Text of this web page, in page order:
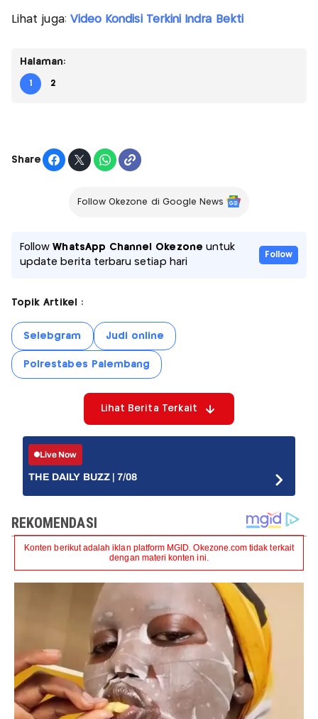
Lihat juga: Video Kondisi Terkini Indra Bekti
Halaman:
1 2
Share
Follow Okezone di Google News
FollowWhatsApp Channel Okezone untuk
update berita terbaru setiap hari
Follow
Topik Artikel :
Selebgram Judi online
Polrestabes Palembang
Lihat Berita Terkait
Live Now
THE DAILY BUZZ | 7/08